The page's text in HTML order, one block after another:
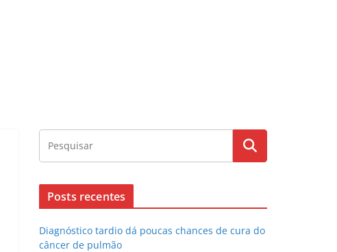
Posts recentes
Diagnóstico tardio dá poucas chances de cura do
câncer de pulmão